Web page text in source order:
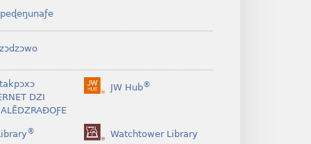
DZI
JW Hub®
(opens
® Watchtower Library